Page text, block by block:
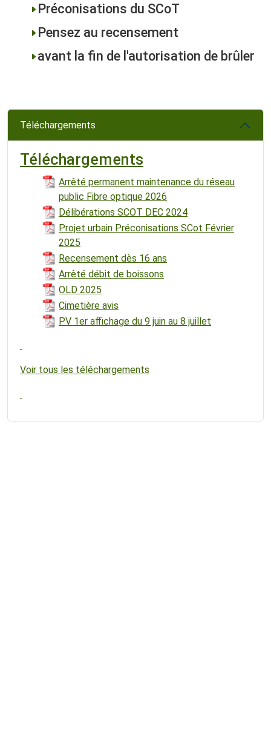
Préconisations du SCoT
Pensez au recensement
avant la fin de l'autorisation de brûler
Téléchargements
Téléchargements
Arrêté permanent maintenance du réseau
public Fibre optique 2026
Délibérations SCOT DEC 2024
Projet urbain Préconisations SCot Février
2025
Recensement dès 16 ans
Arrêté débit de boissons
OLD 2025
Cimetière avis
PV 1er affichage du 9 juin au 8 juillet
Voir tous les téléchargements